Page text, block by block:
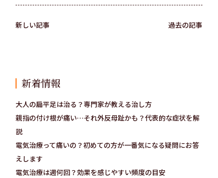
新しい記事 過去の記事
新着情報
大人の扁平足は治る？専門家が教える治し方
親指の付け根が痛い…それ外反母趾かも？代表的な症状を解
説
電気治療って痛いの？初めての方が一番気になる疑問にお答
えします
電気治療は週何回？効果を感じやすい頻度の目安